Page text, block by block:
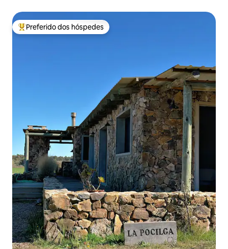
Entre os melhores preferidos dos hóspedes
Preferido dos hóspedes